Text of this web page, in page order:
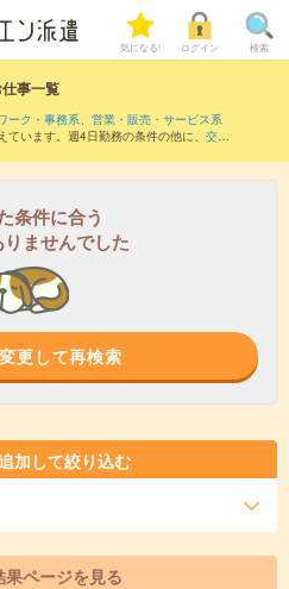
気になる! ログイン 検索
事一覧
ーク・事務系、 営業・販売・サービス系
います。週4日勤務の条件の他に、 交通
条件に合う
ませんでした
更して再検索
加して絞り込む
ページを見る